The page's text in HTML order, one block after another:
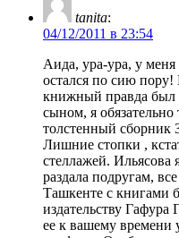
tanita:
04/12/2011 в 23:54
Аида, ура-ура, у
остался по сию пору!
книжный правда был
сыном, я
толстенный сборник
Лишние стопки ,
стеллажей. Ильясова
раздала подругам,
Ташкенте с книгами
издательству
ее к вашему времени